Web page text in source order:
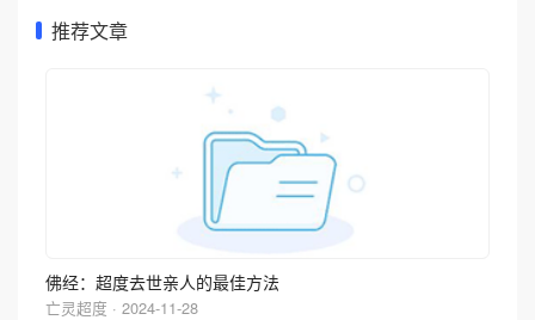
推荐文章
佛经：超度去世亲人的最佳方法
亡灵超度 · 2024-11-28